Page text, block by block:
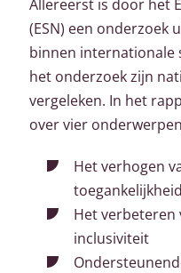
Allereerst is door het
(ESN) een onderzoek
binnen internationale
het onderzoek zijn
vergeleken. In het
over vier
Het verhogen
toegankelijkheid
Het verbeteren
inclusiviteit